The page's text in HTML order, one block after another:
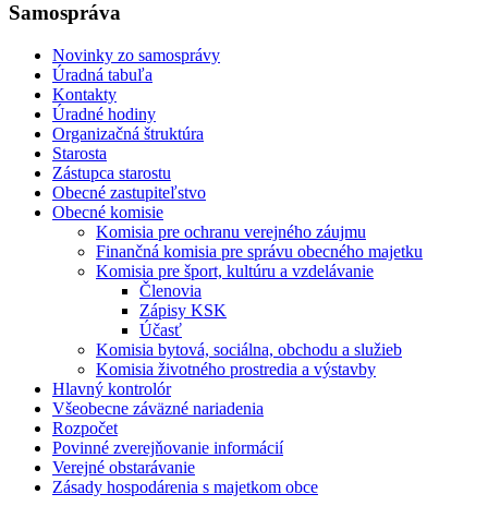
Samospráva
Novinky zo samosprávy
Úradná tabuľa
Kontakty
Úradné hodiny
Organizačná štruktúra
Starosta
Zástupca starostu
Obecné zastupiteľstvo
Obecné komisie
Komisia pre ochranu verejného záujmu
Finančná komisia pre správu obecného majetku
Komisia pre šport, kultúru a vzdelávanie
Členovia
Zápisy KSK
Účasť
Komisia bytová, sociálna, obchodu a služieb
Komisia životného prostredia a výstavby
Hlavný kontrolór
Všeobecne záväzné nariadenia
Rozpočet
Povinné zverejňovanie informácií
Verejné obstarávanie
Zásady hospodárenia s majetkom obce